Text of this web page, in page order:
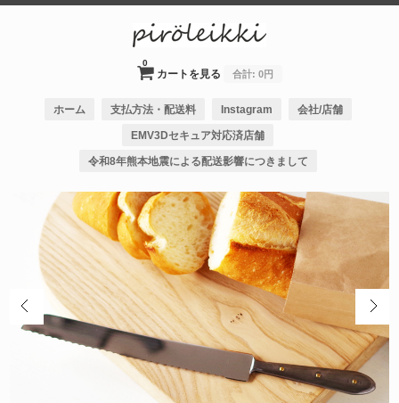
カートを見る
0
合計: 0円
ホーム 支払方法・配送料 Instagram 会社/店舗
EMV3Dセキュア対応済店舗
令和8年熊本地震による配送影響につきまして